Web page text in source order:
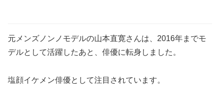
元メンズノンノモデルの山本直寛さんは、2016年までモ
デルとして活躍したあと、俳優に転身しました。
塩顔イケメン俳優として注目されています。